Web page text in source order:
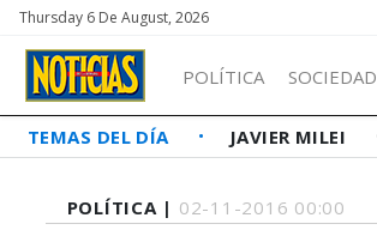
Thursday 6 De August, 2026
POLÍTICA SOCIEDAD
TEMAS DEL DÍA JAVIER MILEI
POLÍTICA | 02-11-2016 00:00